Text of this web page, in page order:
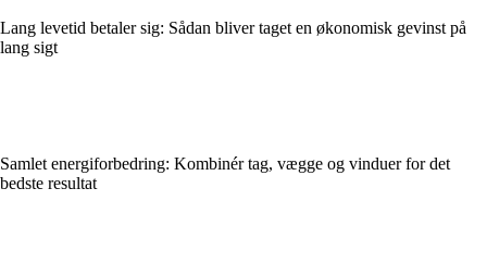
Lang levetid betaler sig: Sådan bliver taget en økonomisk gevinst på
lang sigt
Samlet energiforbedring: Kombinér tag, vægge og vinduer for det
bedste resultat